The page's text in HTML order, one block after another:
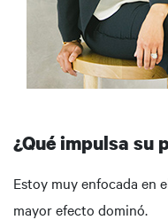
¿Qué impulsa su
Estoy muy enfocada en
mayor efecto dominó.